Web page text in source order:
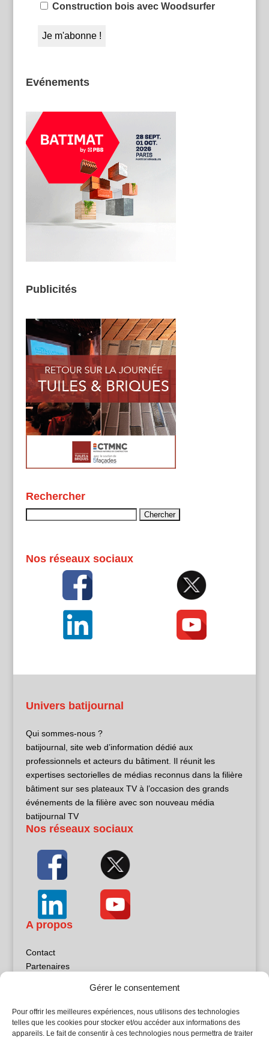
Gérer le consentement
Pour offrir les meilleures expériences, nous utilisons des technologies
telles que les cookies pour stocker et/ou accéder aux informations des
appareils. Le fait de consentir à ces technologies nous permettra de traiter
Construction bois avec Woodsurfer
Evénements
Publicités
Rechercher
Nos réseaux sociaux
Univers batijournal
Qui sommes-nous ?
batijournal, site web d’information dédié aux
professionnels et acteurs du bâtiment. Il réunit les
expertises sectorielles de médias reconnus dans la filière
bâtiment sur ses plateaux TV à l’occasion des grands
événements de la filière avec son nouveau média
batijournal TV
Nos réseaux sociaux
A propos
Contact
Partenaires
Politique de confidentialité
Sites partenaires